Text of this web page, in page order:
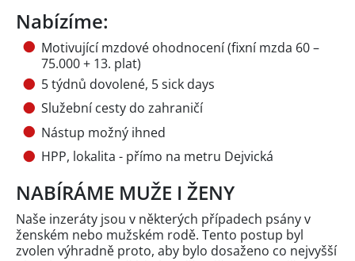
Nabízíme:
Motivující mzdové ohodnocení (fixní mzda 60 –
75.000 + 13. plat)
5 týdnů dovolené, 5 sick days
Služební cesty do zahraničí
Nástup možný ihned
HPP, lokalita - přímo na metru Dejvická
NABÍRÁME MUŽE I ŽENY
Naše inzeráty jsou v některých případech psány v
ženském nebo mužském rodě. Tento postup byl
zvolen výhradně proto, aby bylo dosaženo co nejvyšší